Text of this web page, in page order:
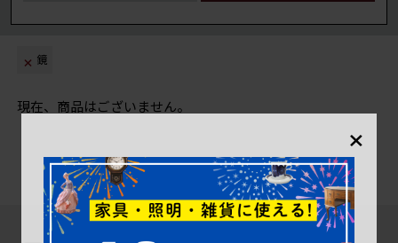
鏡
現在、商品はございません。
×